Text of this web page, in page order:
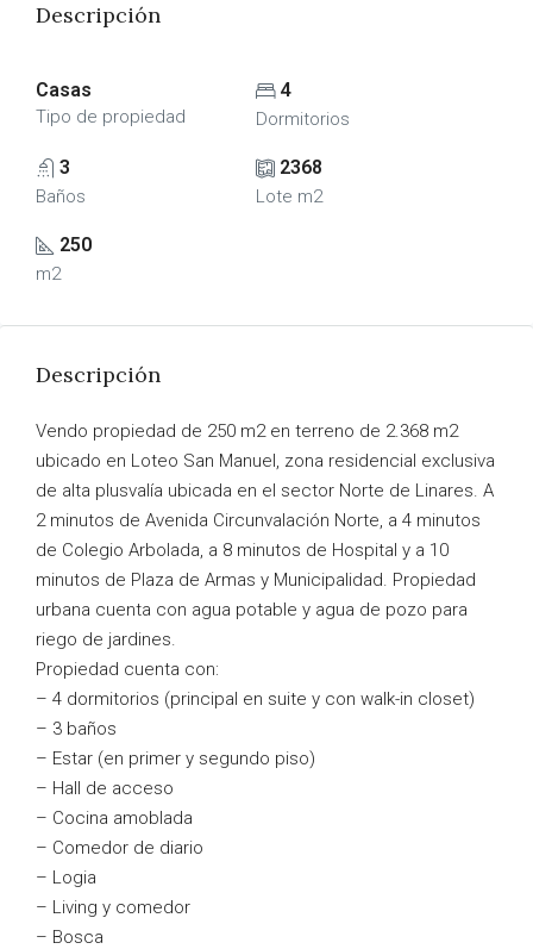
Descripción
Casas
Tipo de propiedad
4
Dormitorios
3
Baños
2368
Lote m2
250
m2
Descripción
Vendo propiedad de 250 m2 en terreno de 2.368 m2
ubicado en Loteo San Manuel, zona residencial exclusiva
de alta plusvalía ubicada en el sector Norte de Linares. A
2 minutos de Avenida Circunvalación Norte, a 4 minutos
de Colegio Arbolada, a 8 minutos de Hospital y a 10
minutos de Plaza de Armas y Municipalidad. Propiedad
urbana cuenta con agua potable y agua de pozo para
riego de jardines.
Propiedad cuenta con:
– 4 dormitorios (principal en suite y con walk-in closet)
– 3 baños
– Estar (en primer y segundo piso)
– Hall de acceso
– Cocina amoblada
– Comedor de diario
– Logia
– Living y comedor
– Bosca